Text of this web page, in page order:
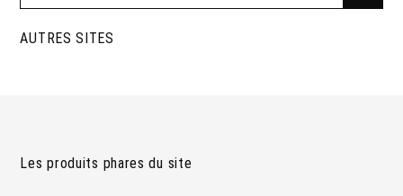
AUTRES SITES
Les produits phares du site